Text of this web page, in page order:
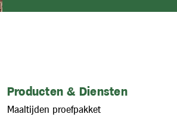
Producten & Diensten
Maaltijden proefpakket